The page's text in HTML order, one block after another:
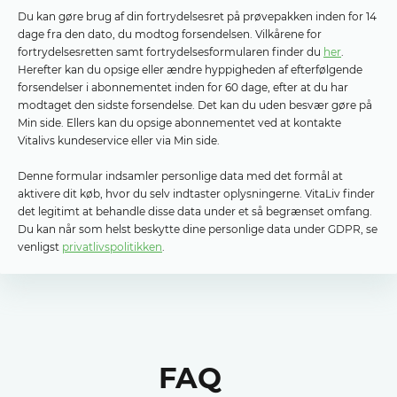
Du kan gøre brug af din fortrydelsesret på prøvepakken inden for 14
dage fra den dato, du modtog forsendelsen. Vilkårene for
fortrydelsesretten samt fortrydelsesformularen finder du her.
Herefter kan du opsige eller ændre hyppigheden af ​​efterfølgende
forsendelser i abonnementet inden for 60 dage, efter at du har
modtaget den sidste forsendelse. Det kan du uden besvær gøre på
Min side. Ellers kan du opsige abonnementet ved at kontakte
Vitalivs kundeservice eller via Min side.
Denne formular indsamler personlige data med det formål at
aktivere dit køb, hvor du selv indtaster oplysningerne. VitaLiv finder
det legitimt at behandle disse data under et så begrænset omfang.
Du kan når som helst beskytte dine personlige data under GDPR, se
venligst privatlivspolitikken.
FAQ